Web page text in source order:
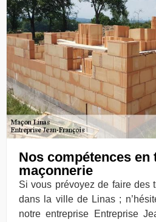
Nos compétences en
maçonnerie
Si vous prévoyez de faire des
dans la ville de Linas ;
notre entreprise Entreprise